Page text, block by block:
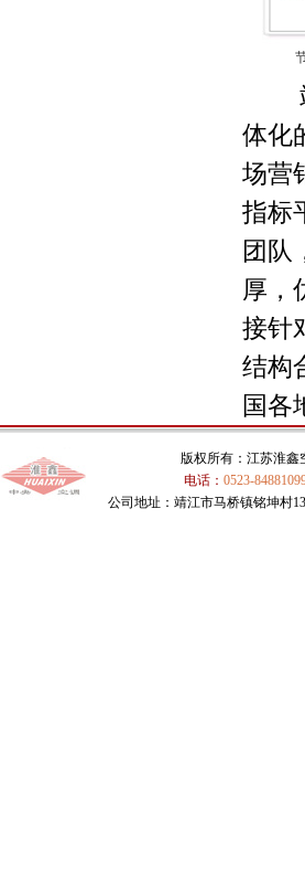
靖
体化
场营
指标
团队
厚，
接针
结构
国各
版权所有：江苏淮鑫
电话： 0523-
公司地址：靖江市马桥镇铭坤村